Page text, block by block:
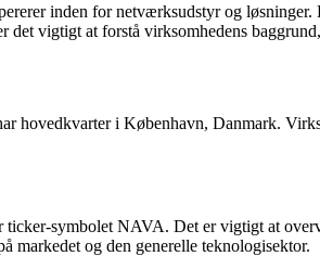
inden for netværksudstyr og
det vigtigt at forstå virksomhedens
hovedkvarter i København, Danmark.
ticker-symbolet NAVA. Det er vigtigt at
markedet og den generelle teknologisektor.